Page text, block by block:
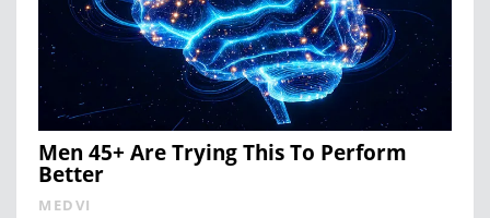
Men 45+ Are Trying This To Perform
Better
MEDVI